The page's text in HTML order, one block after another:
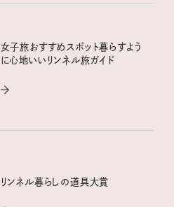
女子旅おすすめスポット暮らすよう
に心地いいリンネル旅ガイド
リンネル暮らしの道具大賞